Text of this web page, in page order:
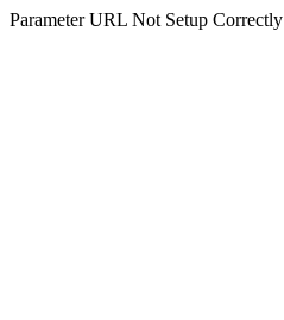
Parameter URL Not Setup Correctly